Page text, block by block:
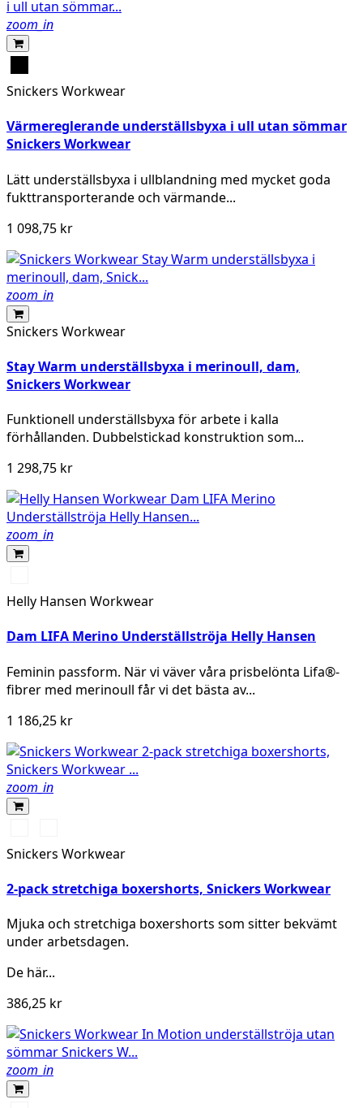
zoom_in
Snickers Workwear
Värmereglerande underställsbyxa i ull utan sömmar
Snickers Workwear
Lätt underställsbyxa i ullblandning med mycket goda
fukttransporterande och värmande...
1 098,75 kr
zoom_in
Snickers Workwear
Stay Warm underställsbyxa i merinoull, dam,
Snickers Workwear
Funktionell underställsbyxa för arbete i kalla
förhållanden. Dubbelstickad konstruktion som...
1 298,75 kr
zoom_in
BLACK
Helly Hansen Workwear
Dam LIFA Merino Underställströja Helly Hansen
Feminin passform. När vi väver våra prisbelönta Lifa®-
fibrer med merinoull får vi det bästa av...
1 186,25 kr
zoom_in
Snickers Workwear
2-pack stretchiga boxershorts, Snickers Workwear
Mjuka och stretchiga boxershorts som sitter bekvämt
under arbetsdagen.
De här...
386,25 kr
zoom_in